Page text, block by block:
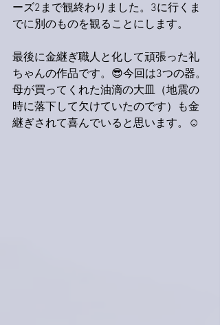
ーズ2まで観終わりました。3に行くま
でに別のものを観ることにします。
最後に金継ぎ職人と化して頑張った礼
ちゃんの作品です。😎今回は3つの器。
母が買ってくれた油滴の大皿（地震の
時に落下して欠けていたのです）も金
継ぎされて喜んでいると思います。☺️